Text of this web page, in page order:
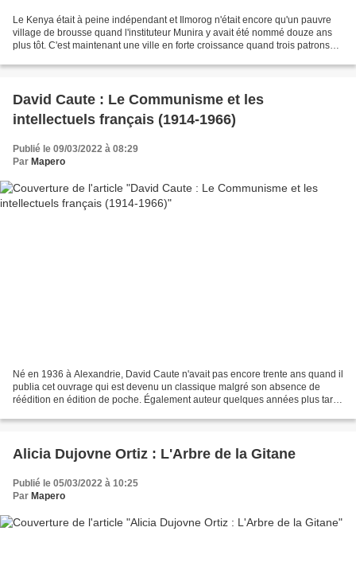
Le Kenya était à peine indépendant et Ilmorog n'était encore qu'un pauvre
village de brousse quand l'instituteur Munira y avait été nommé douze ans
plus tôt. C'est maintenant une ville en forte croissance quand trois patrons
David Caute : Le Communisme et les
intellectuels français (1914-1966)
Publié le 09/03/2022 à 08:29
Par Mapero
Né en 1936 à Alexandrie, David Caute n'avait pas encore trente ans quand il
publia cet ouvrage qui est devenu un classique malgré son absence de
réédition en édition de poche. Également auteur quelques années plus tard
Alicia Dujovne Ortiz : L'Arbre de la Gitane
Publié le 05/03/2022 à 10:25
Par Mapero